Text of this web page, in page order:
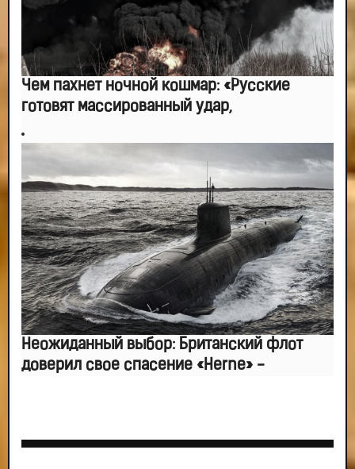
Чем пахнет ночной кошмар: «Русские
готовят массированный удар,
Неожиданный выбор: Британский флот
доверил свое спасение «Herne» -